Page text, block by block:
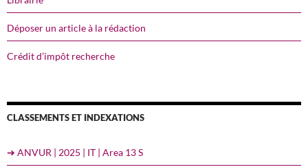
Déposer un article à la rédaction
Crédit d’impôt recherche
CLASSEMENTS ET INDEXATIONS
➔ ANVUR | 2025 | IT | Area 13 S